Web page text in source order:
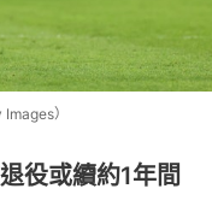
）
役或續約1年間